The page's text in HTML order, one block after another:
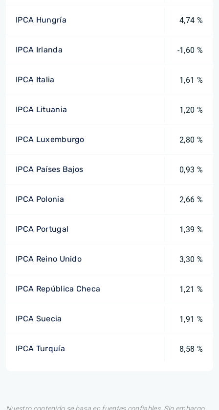
IPCA Hungría 4,74 %
IPCA Irlanda -1,60 %
IPCA Italia 1,61 %
IPCA Lituania 1,20 %
IPCA Luxemburgo 2,80 %
IPCA Países Bajos 0,93 %
IPCA Polonia 2,66 %
IPCA Portugal 1,39 %
IPCA Reino Unido 3,30 %
IPCA República Checa 1,21 %
IPCA Suecia 1,91 %
IPCA Turquía 8,58 %